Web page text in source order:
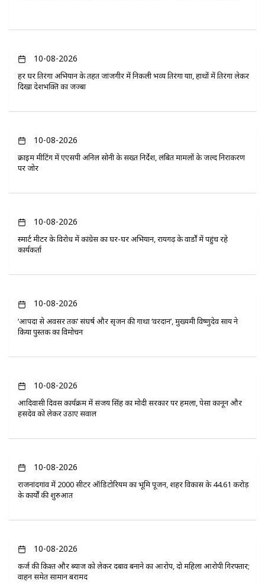
10-08-2026
हर घर तिरंगा अभियान के तहत जांजगीर में निकली भव्य तिरंगा यात्रा, हाथों में तिरंगा लेकर
दिखा देशभक्ति का जज्बा
10-08-2026
क्राइम मीटिंग में एएसपी अनिल सोनी के सख्त निर्देश, लंबित मामलों के जल्द निराकरण
पर जोर
10-08-2026
स्मार्ट मीटर के विरोध में कांग्रेस का घर-घर अभियान, रायगढ़ के वार्डों में पहुंच रहे
कार्यकर्ता
10-08-2026
‘आपदा से अवसर तक’ संघर्ष और सृजन की गाथा ‘वरदान’, मुख्यमंत्री विष्णुदेव साय ने
किया पुस्तक का विमोचन
10-08-2026
आदिवासी दिवस कार्यक्रम में संजय सिंह का मोदी सरकार पर हमला, पेसा कानून और
हसदेव को लेकर उठाए सवाल
10-08-2026
राजनांदगांव में 2000 सीटर ऑडिटोरियम का भूमि पूजन, शहर विकास के 44.61 करोड़
के कार्यों की शुरुआत
10-08-2026
कर्ज की किश्त और ब्याज को लेकर दबाव बनाने का आरोप, दो महिला आरोपी गिरफ्तार;
वाहन समेत सामान बरामद